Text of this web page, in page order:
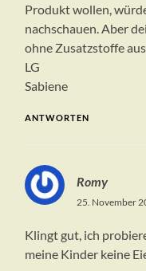
Produkt wollen,
nachschauen. Aber
ohne Zusatzstoffe
LG
Sabiene
ANTWORTEN
Romy
25. November
Klingt gut, ich
meine Kinder keine